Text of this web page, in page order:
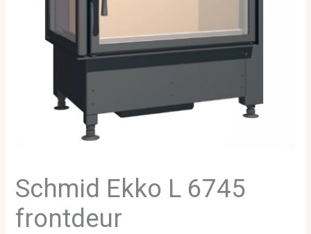
Schmid Ekko L 6745
frontdeur